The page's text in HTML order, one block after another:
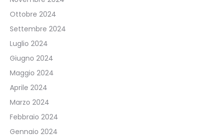
Ottobre 2024
Settembre 2024
Luglio 2024
Giugno 2024
Maggio 2024
Aprile 2024
Marzo 2024
Febbraio 2024
Gennaio 2024